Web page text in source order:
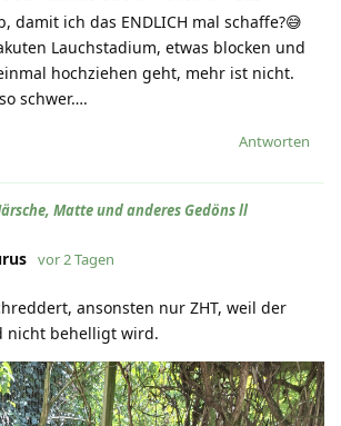
damit ich das ENDLICH mal schaffe?😅
Lauchstadium, etwas blocken und
hochziehen geht, mehr ist nicht.
schwer….
Antworten
Matte und anderes Gedöns ll
vor 2 Tagen
ansonsten nur ZHT, weil der
nicht behelligt wird.